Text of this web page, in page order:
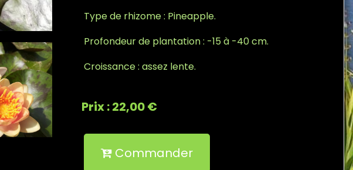
Type de rhizome : Pineapple.
Profondeur de plantation : -15 à -40 cm.
Croissance : assez lente.
Prix : 22,00 €
Commander